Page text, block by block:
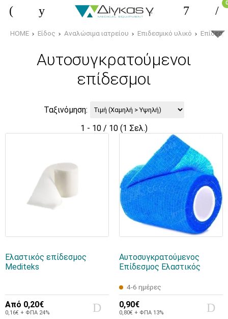
0
HOME Είδος Αναλώσιμα ιατρείου Επιδεσμικό υλικό
Αυτοσυγκρατούμενοι
επίδεσμοι
Ταξινόμηση:
1 - 10 / 10 (1 Σελ.)
Ελαστικός επίδεσμος
Mediteks
Από 0,20€
0,16€ + ΦΠΑ 24%
Αυτοσυγκρατούμενος
Επίδεσμος Ελαστικός
4-6 ημέρες
0,90€
0,80€ + ΦΠΑ 13%